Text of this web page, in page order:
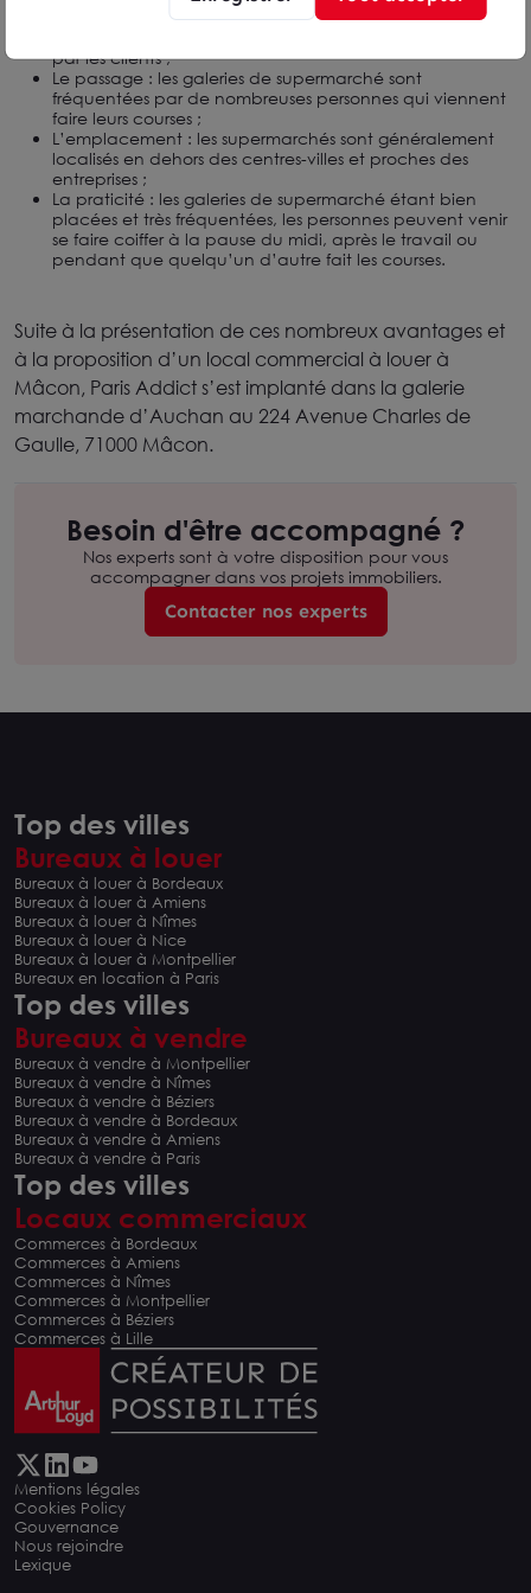
La visibilité : un local commercial dans une galerie de
par les clients ;
Le passage : les galeries de supermarché sont
fréquentées par de nombreuses personnes qui viennent
faire leurs courses ;
L’emplacement : les supermarchés sont généralement
localisés en dehors des centres-villes et proches des
entreprises ;
La praticité : les galeries de supermarché étant bien
placées et très fréquentées, les personnes peuvent venir
se faire coiffer à la pause du midi, après le travail ou
pendant que quelqu’un d’autre fait les courses.
Suite à la présentation de ces nombreux avantages et
à la proposition d’un local commercial à louer à
Mâcon, Paris Addict s’est implanté dans la galerie
marchande d’Auchan au 224 Avenue Charles de
Gaulle, 71000 Mâcon.
Besoin d'être accompagné ?
Nos experts sont à votre disposition pour vous
accompagner dans vos projets immobiliers.
Contacter nos experts
Top des villes
Bureaux à louer
Bureaux à louer à Bordeaux
Bureaux à louer à Amiens
Bureaux à louer à Nîmes
Bureaux à louer à Nice
Bureaux à louer à Montpellier
Bureaux en location à Paris
Top des villes
Bureaux à vendre
Bureaux à vendre à Montpellier
Bureaux à vendre à Nîmes
Bureaux à vendre à Béziers
Bureaux à vendre à Bordeaux
Bureaux à vendre à Amiens
Bureaux à vendre à Paris
Top des villes
Locaux commerciaux
Commerces à Bordeaux
Commerces à Amiens
Commerces à Nîmes
Commerces à Montpellier
Commerces à Béziers
Commerces à Lille
Mentions légales
Cookies Policy
Gouvernance
Nous rejoindre
Lexique